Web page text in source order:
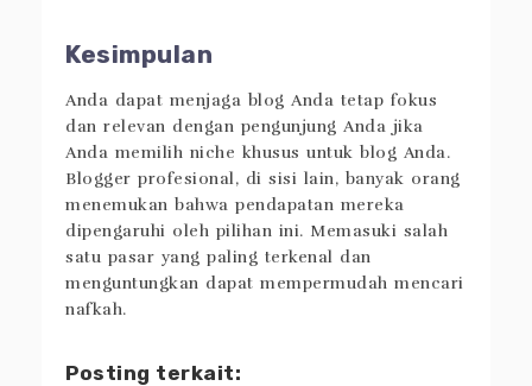
Kesimpulan
Anda dapat menjaga blog Anda tetap fokus
dan relevan dengan pengunjung Anda jika
Anda memilih niche khusus untuk blog Anda.
Blogger profesional, di sisi lain, banyak orang
menemukan bahwa pendapatan mereka
dipengaruhi oleh pilihan ini. Memasuki salah
satu pasar yang paling terkenal dan
menguntungkan dapat mempermudah mencari
nafkah.
Posting terkait: